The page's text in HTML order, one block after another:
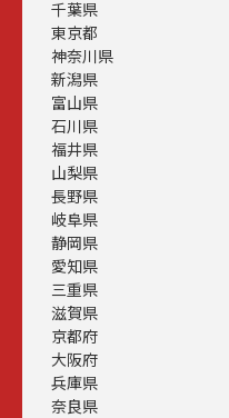
千葉県
東京都
神奈川県
新潟県
富山県
石川県
福井県
山梨県
長野県
岐阜県
静岡県
愛知県
三重県
滋賀県
京都府
大阪府
兵庫県
奈良県